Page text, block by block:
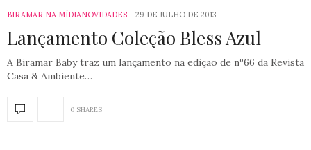
BIRAMAR NA MÍDIANOVIDADES 29 DE JULHO DE 2013
Lançamento Coleção Bless Azul
A Biramar Baby traz um lançamento na edição de nº66 da Revista
Casa & Ambiente…
0 SHARES